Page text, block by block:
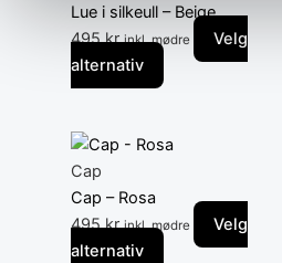
Lue i silkeull – Beige
495kr inkl. mødre
Velg
alternativ
har
flere
varianter.
Alternativene
velges
Cap
Cap – Rosa
495kr inkl. mødre
Velg
alternativ
Dette
flere
varianter.